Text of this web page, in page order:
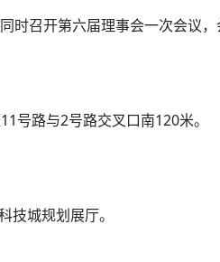
召开第六届理事会一次会议
号路与2号路交叉口南120米。
城规划展厅。